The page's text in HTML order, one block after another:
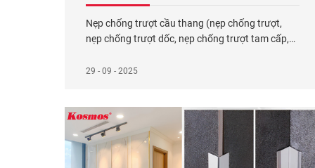
Nẹp chống trượt cầu thang (nẹp chống trượt,
nẹp chống trượt dốc, nẹp chống trượt tam cấp,
thang) là vật liệu xây dựng được thiết kế với bề
29 - 09 - 2025